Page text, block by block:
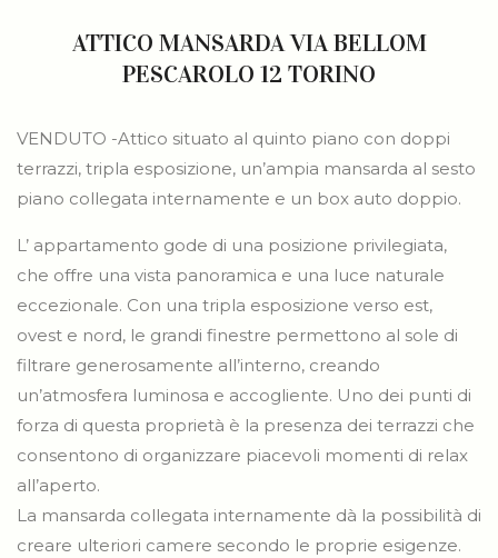
ATTICO MANSARDA VIA BELLOM
PESCAROLO 12 TORINO
VENDUTO -Attico situato al quinto piano con doppi
terrazzi, tripla esposizione, un’ampia mansarda al sesto
piano collegata internamente e un box auto doppio.
L’ appartamento gode di una posizione privilegiata,
che offre una vista panoramica e una luce naturale
eccezionale. Con una tripla esposizione verso est,
ovest e nord, le grandi finestre permettono al sole di
filtrare generosamente all’interno, creando
un’atmosfera luminosa e accogliente. Uno dei punti di
forza di questa proprietà è la presenza dei terrazzi che
consentono di organizzare piacevoli momenti di relax
all’aperto.
La mansarda collegata internamente dà la possibilità di
creare ulteriori camere secondo le proprie esigenze.